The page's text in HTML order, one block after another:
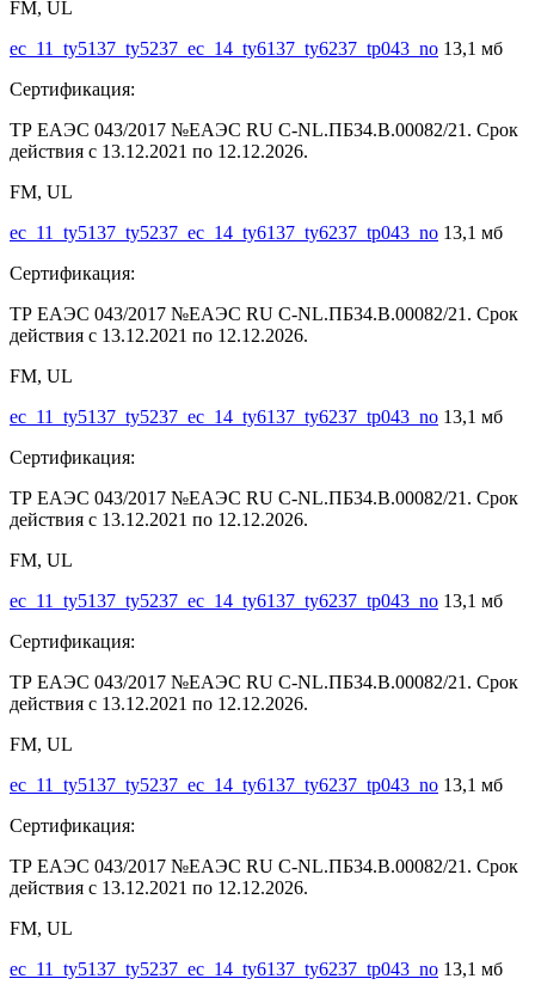
FM, UL
ec_11_ty5137_ty5237_ec_14_ty6137_ty6237_tp043_no 13,1 мб
Сертификация:
ТР ЕАЭС 043/2017 №ЕАЭС RU C-NL.ПБ34.В.00082/21. Срок
действия с 13.12.2021 по 12.12.2026.
FM, UL
ec_11_ty5137_ty5237_ec_14_ty6137_ty6237_tp043_no 13,1 мб
Сертификация:
ТР ЕАЭС 043/2017 №ЕАЭС RU C-NL.ПБ34.В.00082/21. Срок
действия с 13.12.2021 по 12.12.2026.
FM, UL
ec_11_ty5137_ty5237_ec_14_ty6137_ty6237_tp043_no 13,1 мб
Сертификация:
ТР ЕАЭС 043/2017 №ЕАЭС RU C-NL.ПБ34.В.00082/21. Срок
действия с 13.12.2021 по 12.12.2026.
FM, UL
ec_11_ty5137_ty5237_ec_14_ty6137_ty6237_tp043_no 13,1 мб
Сертификация:
ТР ЕАЭС 043/2017 №ЕАЭС RU C-NL.ПБ34.В.00082/21. Срок
действия с 13.12.2021 по 12.12.2026.
FM, UL
ec_11_ty5137_ty5237_ec_14_ty6137_ty6237_tp043_no 13,1 мб
Сертификация:
ТР ЕАЭС 043/2017 №ЕАЭС RU C-NL.ПБ34.В.00082/21. Срок
действия с 13.12.2021 по 12.12.2026.
FM, UL
ec_11_ty5137_ty5237_ec_14_ty6137_ty6237_tp043_no 13,1 мб